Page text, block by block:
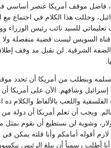
فاضل موقف أمريكا عنصر
وحللت هذا الكلام في اجتماع
للسيد نائب رئيس الوزراء
قناة السويس ليست قضية منفصلة
الشرقية. لن نقبل مد وقف
وبنطلب من أمريكا أن تحدد
وشافهم. الآن على أمريكا
واللعب بالألفاظ والكلام
بـ 500 مليون دولار أو بـ 1000 مليون دولار،
أقوله أمامكم وأنا قلته يمكن في
أطلب رسمياً أن يبلغ الرئيس